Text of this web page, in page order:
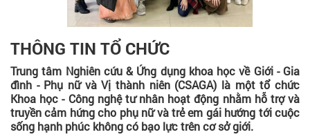
THÔNG TIN TỔ CHỨC
Trung tâm Nghiên cứu & Ứng dụng khoa học về Giới - Gia
đình - Phụ nữ và Vị thành niên (CSAGA) là một tổ chức
Khoa học - Công nghệ tư nhân hoạt động nhằm hỗ trợ và
truyền cảm hứng cho phụ nữ và trẻ em gái hướng tới cuộc
sống hạnh phúc không có bạo lực trên cơ sở giới.